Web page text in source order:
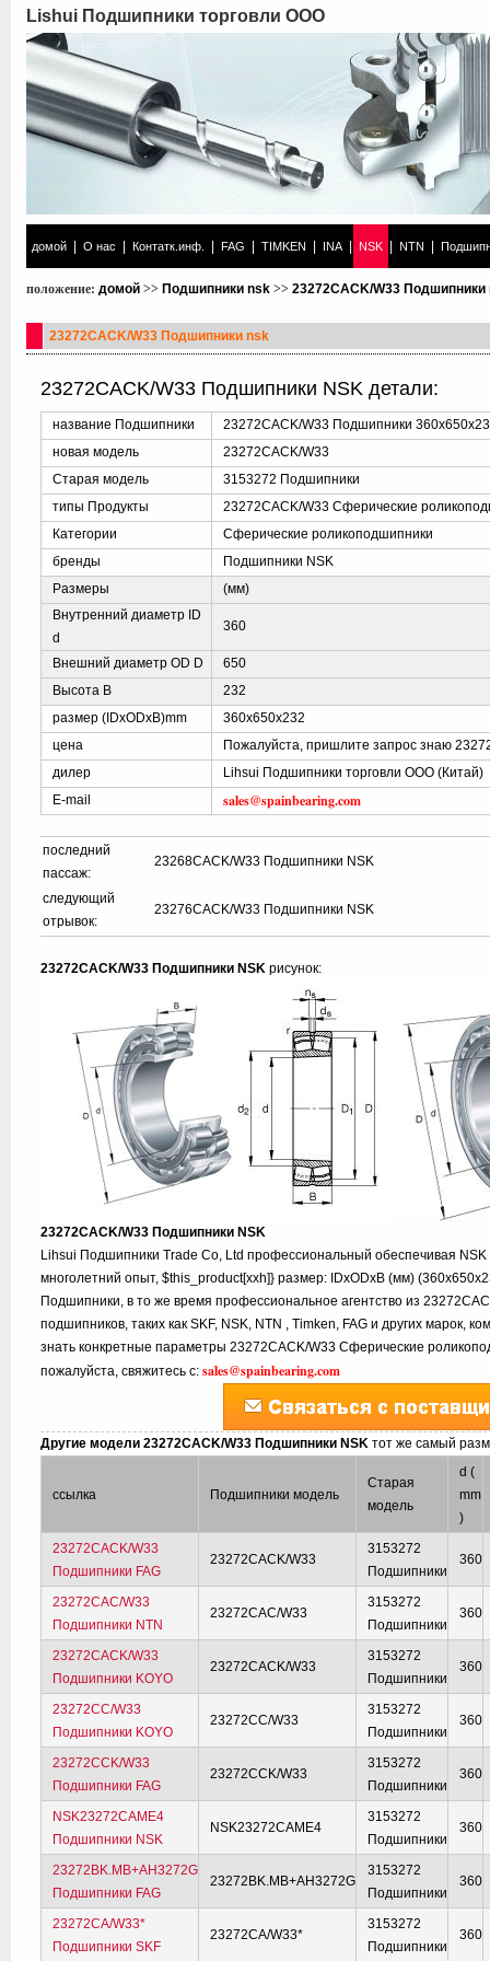
Lishui Подшипники торговли ООО
домой О нас Контатк.инф. FAG TIMKEN INA NSK NTN
положение: домой >> Подшипники nsk >> 23272CACK/W33 Подшипники
23272CACK/W33 Подшипники nsk
23272CACK/W33 Подшипники NSK детали:
название Подшипники
23272CACK/W33 Подшипники
новая модель
23272CACK/W33
Старая модель
3153272 Подшипники
типы Продукты
23272CACK/W33 Сферические
Категории
Сферические роликоподшипники
бренды
Подшипники NSK
Размеры
(мм)
Внутренний диаметр ID
d
360
Внешний диаметр OD D
650
Высота B
232
размер (IDxODxB)mm
360x650x232
цена
Пожалуйста, пришлите запрос знаю
дилер
Lihsui Подшипники торговли ООО (Китай)
E-mail
sales@spainbearing.com
последний
пассаж:
23268CACK/W33 Подшипники NSK
следующий
отрывок:
23276CACK/W33 Подшипники NSK
23272CACK/W33 Подшипники NSK рисунок:
23272CACK/W33 Подшипники NSK
Lihsui Подшипники Trade Co, Ltd профессиональный обеспечивая
многолетний опыт, $this_product[xxh]} размер: IDxODxB (мм)
Подшипники, в то же время профессиональное агентство из
подшипников, таких как SKF, NSK, NTN , Timken, FAG и других марок,
знать конкретные параметры 23272CACK/W33 Сферические
пожалуйста, свяжитесь с:sales@spainbearing.com
Другие модели 23272CACK/W33 Подшипники NSKтот же самый
ссылка Подшипники модель
Старая
модель
d (
mm
)
23272CACK/W33
Подшипники FAG
23272CACK/W33
3153272
Подшипники
360
23272CAC/W33
Подшипники NTN
23272CAC/W33
3153272
Подшипники
360
23272CACK/W33
Подшипники KOYO
23272CACK/W33
3153272
Подшипники
360
23272CC/W33
Подшипники KOYO
23272CC/W33
3153272
Подшипники
360
23272CCK/W33
Подшипники FAG
23272CCK/W33
3153272
Подшипники
360
NSK23272CAME4
Подшипники NSK
NSK23272CAME4
3153272
Подшипники
360
23272BK.MB+AH3272G
Подшипники FAG
23272BK.MB+AH3272G
3153272
Подшипники
360
23272CA/W33*
Подшипники SKF
23272CA/W33*
3153272
Подшипники
360